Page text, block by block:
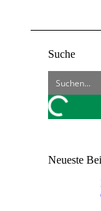
Suche
Neueste